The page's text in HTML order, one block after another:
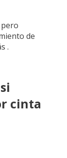
de
.
cinta